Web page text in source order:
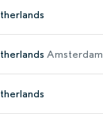
Amsterdam